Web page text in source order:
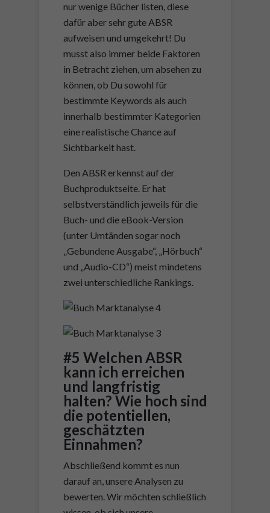
nur wenige Bücher listen, diese
dafür aber sehr gute ABSR
aufweisen und umgekehrt! Du
musst also immer beide Faktoren
in Betracht ziehen, um absehen zu
können, ob Du sowohl für
bestimmte Keywords als auch
innerhalb bestimmter Kategorien
eine realistische Chance auf
Sichtbarkeit hast.
Den ABSR erkennst auf der
Buchproduktseite. Er hat
selbstverständlich jeweils für die
Buch- und die eBook-Version
(unter Umtänden sogar noch
„Gebundene Ausgabe“, „Hörbuch“
und „Audio-CD“) meist mindetens
zwei unterschiedliche Rankings.
#5 Welchen ABSR
kann ich erreichen
und langfristig
halten? Wie hoch sind
die potentiellen,
geschätzten
Einnahmen?
Abschließend kommt es nun
darauf an, unsere Analysen zu
bewerten. Wir möchten schließlich